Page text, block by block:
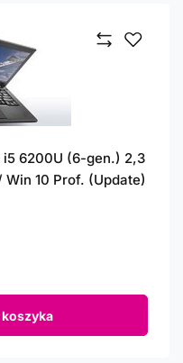
i5 6200U (6-gen.) 2,3
Win 10 Prof. (Update)
koszyka